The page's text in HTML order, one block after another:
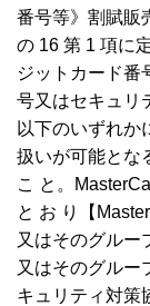
番号等》割賦販
の 16 第 1 項に
ジットカード番
号又はセキュリ
以下のいずれか
扱いが可能とな
こ と。
と お り【
又はそのグルー
又はそのグル
キュリティ対策